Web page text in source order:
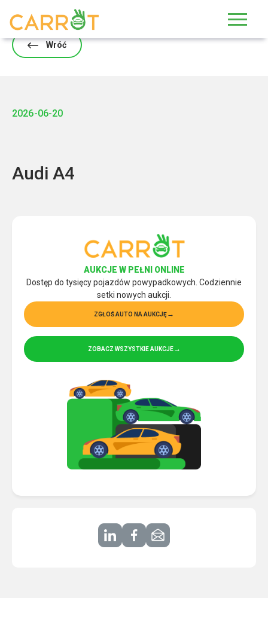
Wróć
2026-06-20
Audi A4
AUKCJE W PEŁNI ONLINE
Dostęp do tysięcy pojazdów powypadkowych. Codziennie
setki nowych aukcji.
ZGŁOŚ AUTO NA AUKCJĘ
ZOBACZ WSZYSTKIE AUKCJE